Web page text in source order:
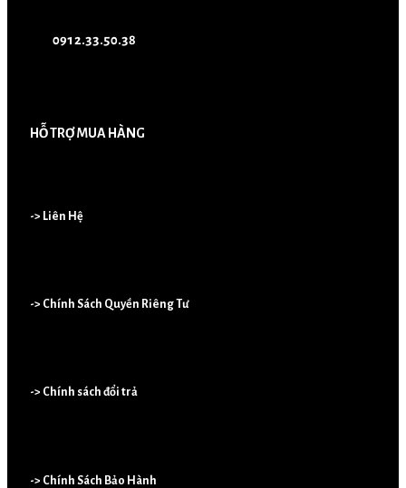
0912.33.50.38
HỖ TRỢ MUA HÀNG
-> Liên Hệ
-> Chính Sách Quyền Riêng Tư
-> Chính sách đổi trả
-> Chính Sách Bảo Hành